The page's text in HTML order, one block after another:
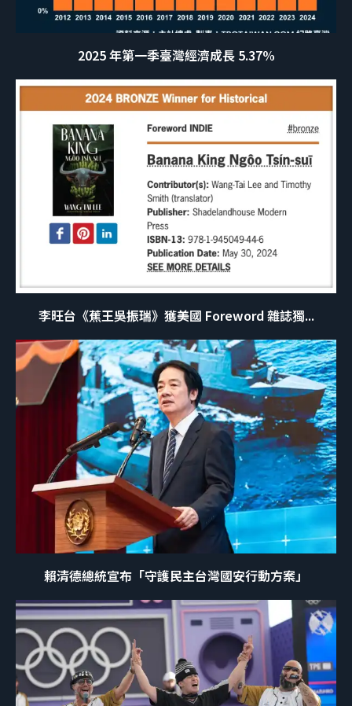
2025 年第一季臺灣經濟成長 5.37%
李旺台《蕉王吳振瑞》獲美國 Foreword 雜誌獨...
賴清德總統宣布「守護民主台灣國安行動方案」